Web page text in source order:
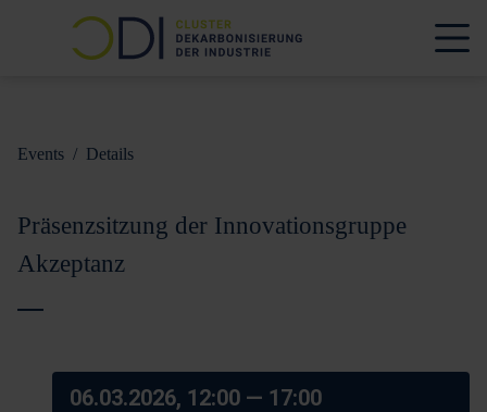
Events / Details
Präsenzsitzung der Innovationsgruppe
Akzeptanz
06.03.2026, 12:00 — 17:00